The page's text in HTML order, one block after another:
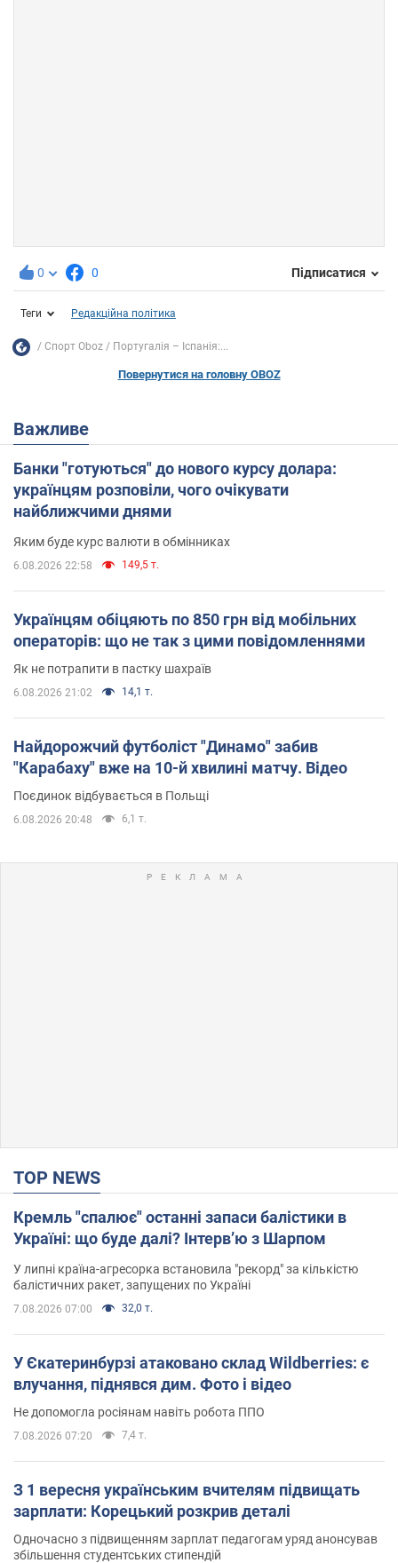
0 0 Підписатися
Теги Редакційна політика
Спорт Oboz Португалія – Іспанія:...
Повернутися на головну OBOZ
Важливе
Банки "готуються" до нового курсу долара:
українцям розповіли, чого очікувати
найближчими днями
Яким буде курс валюти в обмінниках
6.08.2026 22:58 149,5 т.
Українцям обіцяють по 850 грн від мобільних
операторів: що не так з цими повідомленнями
Як не потрапити в пастку шахраїв
6.08.2026 21:02 14,1 т.
Найдорожчий футболіст "Динамо" забив
"Карабаху" вже на 10-й хвилині матчу. Відео
Поєдинок відбувається в Польщі
6.08.2026 20:48 6,1 т.
TOP NEWS
Кремль "спалює" останні запаси балістики в
Україні: що буде далі? Інтерв’ю з Шарпом
У липні країна-агресорка встановила "рекорд" за кількістю
балістичних ракет, запущених по Україні
7.08.2026 07:00 32,0 т.
У Єкатеринбурзі атаковано склад Wildberries: є
влучання, піднявся дим. Фото і відео
Не допомогла росіянам навіть робота ППО
7.08.2026 07:20 7,4 т.
З 1 вересня українським вчителям підвищать
зарплати: Корецький розкрив деталі
Одночасно з підвищенням зарплат педагогам уряд анонсував
збільшення студентських стипендій